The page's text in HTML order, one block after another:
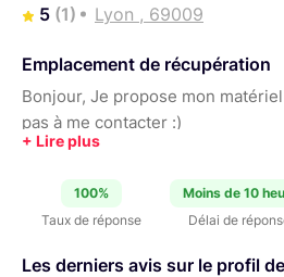
5 (1) Lyon , 69009
Emplacement de récupération
Bonjour, Je propose mon
pas à me contacter :)
100%
Taux de réponse
Moins de 10
Délai de
Les derniers avis sur le profil